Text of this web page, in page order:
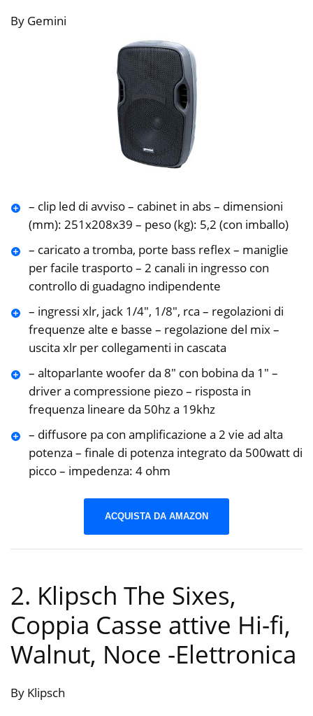
By Gemini
– clip led di avviso – cabinet in abs – dimensioni
(mm): 251x208x39 – peso (kg): 5,2 (con imballo)
– caricato a tromba, porte bass reflex – maniglie
per facile trasporto – 2 canali in ingresso con
controllo di guadagno indipendente
– ingressi xlr, jack 1/4″, 1/8″, rca – regolazioni di
frequenze alte e basse – regolazione del mix –
uscita xlr per collegamenti in cascata
– altoparlante woofer da 8″ con bobina da 1″ –
driver a compressione piezo – risposta in
frequenza lineare da 50hz a 19khz
– diffusore pa con amplificazione a 2 vie ad alta
potenza – finale di potenza integrato da 500watt di
picco – impedenza: 4 ohm
ACQUISTA DA AMAZON
2. Klipsch The Sixes,
Coppia Casse attive Hi-fi,
Walnut, Noce -Elettronica
By Klipsch